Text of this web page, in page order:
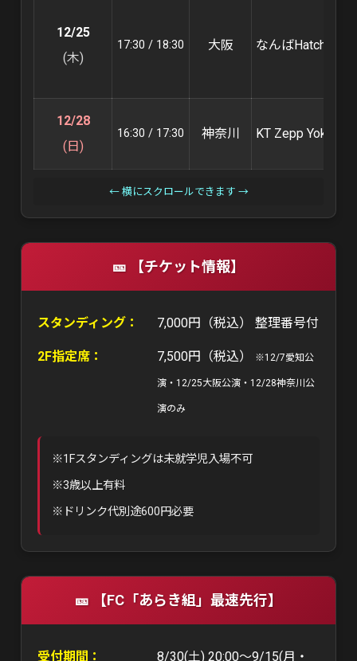
12/25
(木)
17:30 / 18:30 大阪 なんばHatch
12/28
(日)
16:30 / 17:30 神奈川 KT Zepp
← 横にスクロールできます →
🎫 【チケット情報】
スタンディング： 7,000円（税込） 整理番号付
2F指定席： 7,500円（税込） ※12/7愛知公
演・12/25大阪公演・12/28神奈川公
演のみ
※1Fスタンディングは未就学児入場不可
※3歳以上有料
※ドリンク代別途600円必要
🎫 【FC「あらき組」最速先行】
受付期間 ： 8/30(土) 20:00〜9/15(月・